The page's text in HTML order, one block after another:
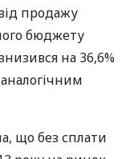
продажу
бюджету
на 36,6%
що без сплати